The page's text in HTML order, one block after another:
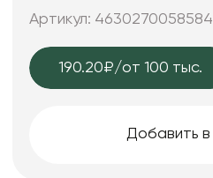
Артикул: 4630270058584
190.20₽/от 100 тыс.
Добавить в